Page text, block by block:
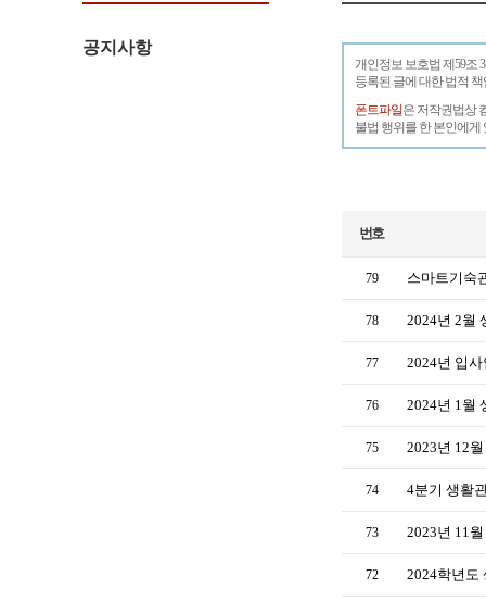
공지사항
개인정보 보호법 제59조
등록된 글에 대한 법적
폰트파일은 저작권법상
불법 행위를 한 본인에게
번호
79 스마트기숙
78 2024년 2월
77 2024년 입
76 2024년 1월
75 2023년 12
74 4분기 생활
73 2023년 11
72 2024학년도